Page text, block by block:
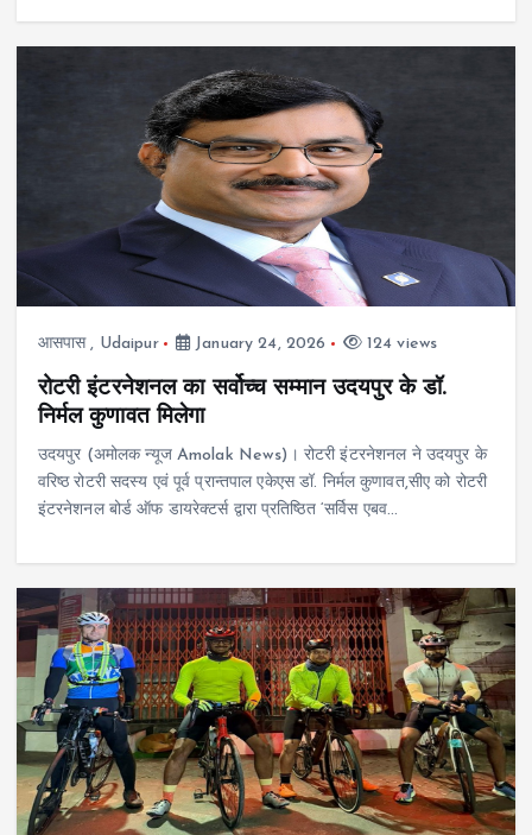
आसपास, Udaipur January 24, 2026 124 views
रोटरी इंटरनेशनल का सर्वोच्च सम्मान उदयपुर के डॉ.
निर्मल कुणावत मिलेगा
उदयपुर (अमोलक न्यूज Amolak News)। रोटरी इंटरनेशनल ने उदयपुर के
वरिष्ठ रोटरी सदस्य एवं पूर्व प्रान्तपाल एकेएस डॉ. निर्मल कुणावत,सीए को रोटरी
इंटरनेशनल बोर्ड ऑफ डायरेक्टर्स द्वारा प्रतिष्ठित ‘सर्विस एबव…